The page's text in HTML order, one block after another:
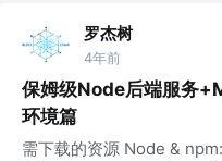
罗杰树
4年前
保姆级Node后端服务
环境篇
需下载的资源 Node & npm: